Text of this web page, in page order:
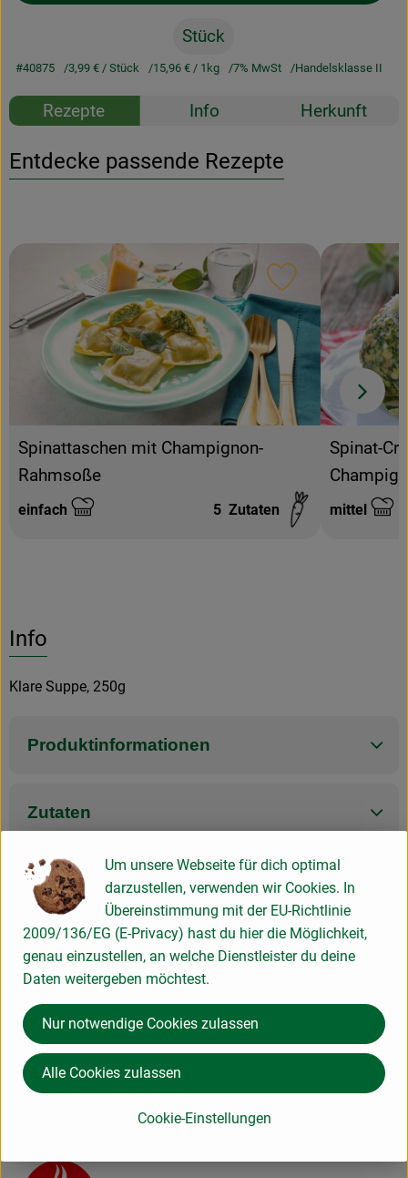
Stück
#40875 3,99 €/ Stück 15,96 €/ 1kg 7% MwSt Handelsklasse II
Rezepte Info Herkunft
Entdecke passende Rezepte
Spinattaschen mit Champignon-
Rahmsoße
Schwierigkeit:
einfach 5 Zutaten
Rezept zu
Spinat-
mittel
Info
Klare Suppe, 250g
Produktinformationen
Zutaten
Nährwert-Info
Produktdatenblatt
Herkunft
Hersteller: EDEN
Um unsere Webseite für dich optimal
darzustellen, verwenden wir Cookies. In
Übereinstimmung mit der EU-Richtlinie
2009/136/EG (E-Privacy) hast du hier die Möglichkeit,
genau einzustellen, an welche Dienstleister du deine
Daten weitergeben möchtest.
Cookie-Einstellungen
Nur notwendige Cookies zulassen
Alle Cookies zulassen